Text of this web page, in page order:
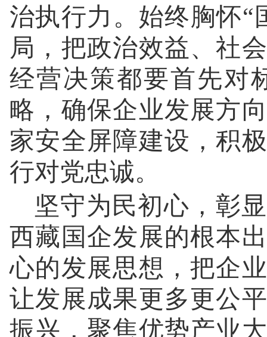
治执行力。始终胸怀“
局，把政治效益、社
经营决策都要首先对
略，确保企业发展方
家安全屏障建设，积
行对党忠诚。
坚守为民初心，彰
西藏国企发展的根本
心的发展思想，把企
让发展成果更多更公
振兴，聚焦优势产业